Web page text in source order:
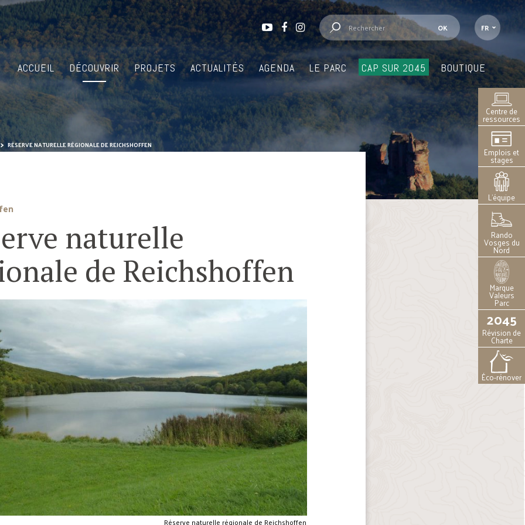
FR
ACCUEIL DÉCOUVRIR PROJETS ACTUALITÉS AGENDA LE PARC CAP SUR 2045 BOUTIQUE
Centre de
ressources
Emplois et
stages
L’équipe
Rando
Vosges du
Nord
Marque
Valeurs
Parc
2045
Révision de
Charte
Éco-rénover
RÉSERVE NATURELLE RÉGIONALE DE REICHSHOFFEN
naturelle
de Reichshoffen
Réserve naturelle régionale de Reichshoffen